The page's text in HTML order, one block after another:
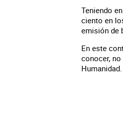
Teniendo
ciento en
emisión de
En este
conocer,
Humanidad.